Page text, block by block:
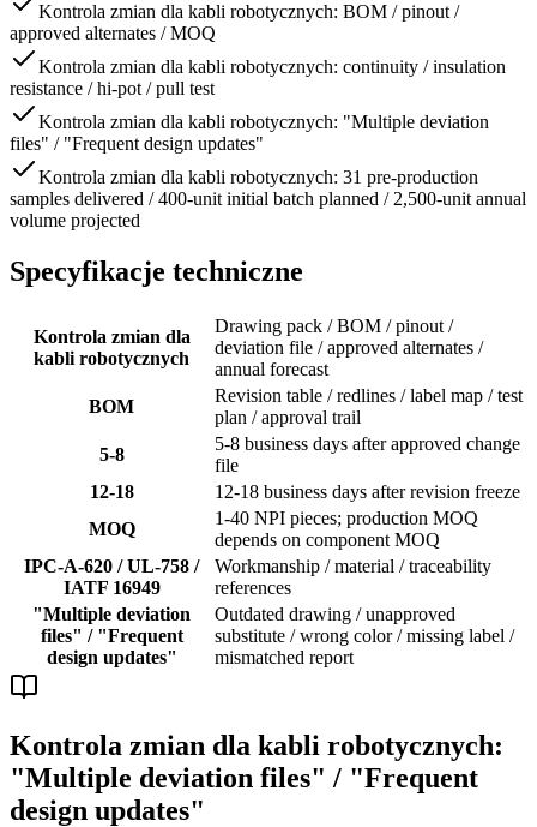
Kontrola zmian dla kabli robotycznych: BOM / pinout /
approved alternates / MOQ
Kontrola zmian dla kabli robotycznych: continuity / insulation
resistance / hi-pot / pull test
Kontrola zmian dla kabli robotycznych: "Multiple deviation
files" / "Frequent design updates"
Kontrola zmian dla kabli robotycznych: 31 pre-production
samples delivered / 400-unit initial batch planned / 2,500-unit annual
volume projected
Specyfikacje techniczne
Kontrola zmian dla
kabli robotycznych
Drawing pack / BOM / pinout /
deviation file / approved alternates /
annual forecast
BOM
Revision table / redlines / label map / test
plan / approval trail
5-8
5-8 business days after approved change
file
12-18
12-18 business days after revision freeze
MOQ
1-40 NPI pieces; production MOQ
depends on component MOQ
IPC-A-620 / UL-758 /
IATF 16949
Workmanship / material / traceability
references
"Multiple deviation
files" / "Frequent
design updates"
Outdated drawing / unapproved
substitute / wrong color / missing label /
mismatched report
Kontrola zmian dla kabli robotycznych:
"Multiple deviation files" / "Frequent
design updates"